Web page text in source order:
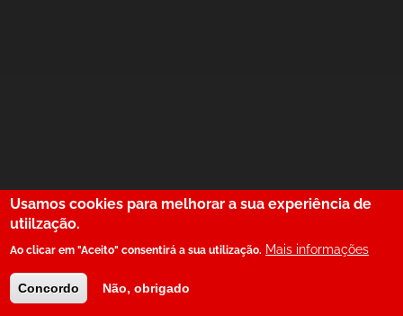
Usamos cookies para melhorar a sua experiência de
utiilzação.
Ao clicar em "Aceito" consentirá a sua utilização. Mais informações
Concordo Não, obrigado